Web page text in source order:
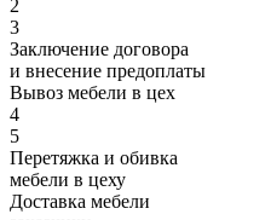
2
3
Заключение договора
и внесение предоплаты
Вывоз мебели в цех
4
5
Перетяжка и обивка
мебели в цеху
Доставка мебели